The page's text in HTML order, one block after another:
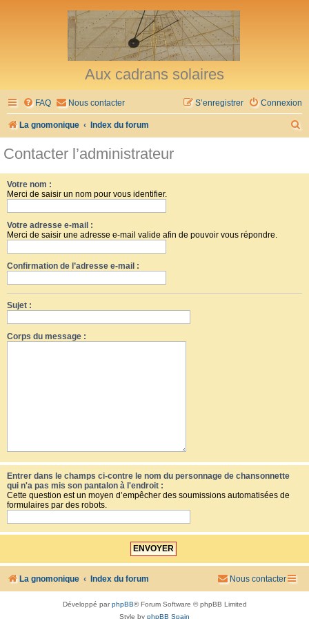
Aux cadrans solaires
FAQ Nous contacter Connexion
S’enregistrer
La gnomonique Index du forum
Contacter l’administrateur
Votre nom :
Merci de saisir un nom pour vous identifier.
Votre adresse e-mail :
Merci de saisir une adresse e-mail valide afin de pouvoir vous répondre.
Confirmation de l’adresse e-mail :
Sujet :
Corps du message :
Entrer dans le champs ci-contre le nom du personnage de chansonnette
qui n'a pas mis son pantalon à l'endroit :
Cette question est un moyen d’empêcher des soumissions automatisées de
formulaires par des robots.
La gnomonique Index du forum Nous contacter
Développé parphpBB® Forum Software © phpBB Limited
Style by phpBB Spain